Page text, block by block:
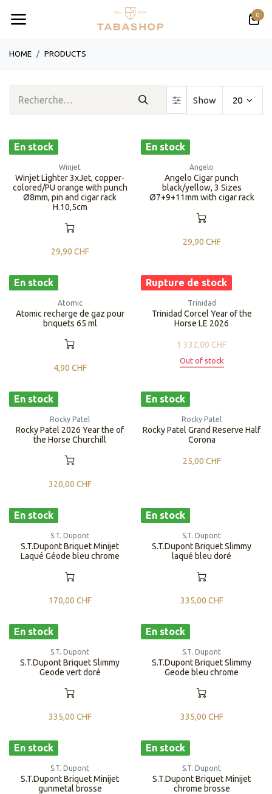
0
HOME PRODUCTS
Show 20
En stock
Winjet
Winjet Lighter 3xJet, copper-
colored/PU orange with punch
Ø8mm, pin and cigar rack
H.10,5cm
29,90 CHF
En stock
Angelo
Angelo Cigar punch
black/yellow, 3 Sizes
Ø7+9+11mm with cigar rack
29,90 CHF
En stock
Atomic
Atomic recharge de gaz pour
briquets 65 ml
4,90 CHF
Rupture de stock
Trinidad
Trinidad Corcel Year of the
Horse LE 2026
1 332,00 CHF
Out of stock
En stock
Rocky Patel
Rocky Patel 2026 Year the of
the Horse Churchill
320,00 CHF
En stock
Rocky Patel
Rocky Patel Grand Reserve Half
Corona
25,00 CHF
En stock
S.T. Dupont
S.T.Dupont Briquet Minijet
Laqué Géode bleu chrome
170,00 CHF
En stock
S.T. Dupont
S.T.Dupont Briquet Slimmy
laqué bleu doré
335,00 CHF
En stock
S.T. Dupont
S.T.Dupont Briquet Slimmy
Geode vert doré
335,00 CHF
En stock
S.T. Dupont
S.T.Dupont Briquet Slimmy
Geode bleu chrome
335,00 CHF
En stock
S.T. Dupont
S.T.Dupont Briquet Minijet
gunmetal brosse
En stock
S.T. Dupont
S.T.Dupont Briquet Minijet
chrome brosse